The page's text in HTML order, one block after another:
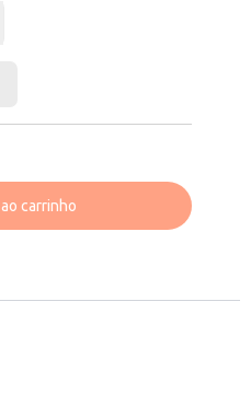
carrinho